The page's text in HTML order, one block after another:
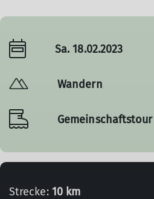
Sa. 18.02.2023
Wandern
Gemeinschaftstour
Strecke: 10 km